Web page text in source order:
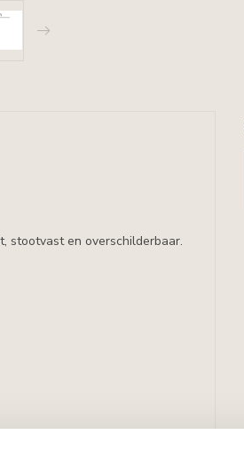
stootvast en overschilderbaar.